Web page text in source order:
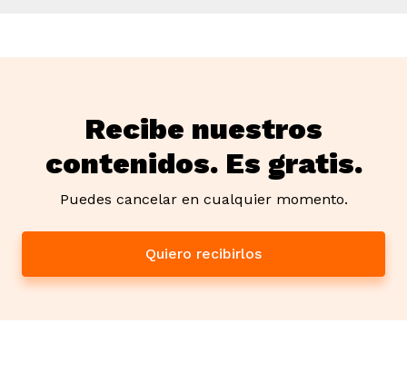
Recibe nuestros
contenidos. Es gratis.
Puedes cancelar en cualquier momento.
Quiero recibirlos